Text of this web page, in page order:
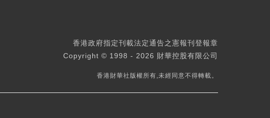
香港政府指定刊載法定通告之憲報刊登報章
Copyright © 1998 - 2026 財華控股有限公司
香港財華社版權所有,未經同意不得轉載。